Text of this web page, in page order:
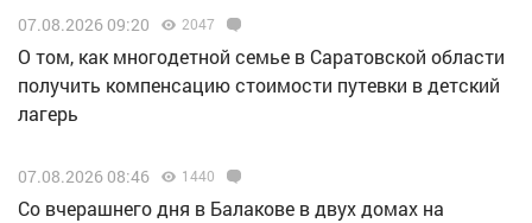
07.08.2026 09:20 2047
О том, как многодетной семье в Саратовской области
получить компенсацию стоимости путевки в детский
лагерь
07.08.2026 08:46 1440
Со вчерашнего дня в Балакове в двух домах на